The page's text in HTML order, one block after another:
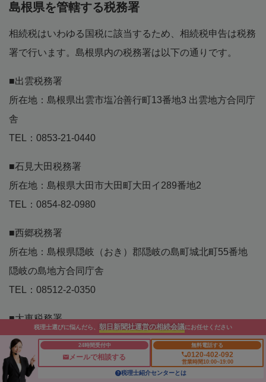
島根県を管轄する税務署
相続税はいわゆる国税に該当するため、相続税申告は税務
署で行います。島根県内の税務署は以下の通りです。
■出雲税務署
所在地：島根県出雲市塩冶善行町13番地3 出雲地方合同庁
舎
TEL：0853-21-0440
■石見大田税務署
所在地：島根県大田市大田町大田イ289番地2
TEL：0854-82-0980
■西郷税務署
所在地：島根県隠岐（おき）郡隠岐の島町城北町55番地
隠岐の島地方合同庁舎
TEL：08512-2-0350
■大東税務署
所在地：島根県雲南市大東町飯田86番7号
TEL：0854-43-2360
税理士選びに悩んだら、 朝日新聞社運営の相続会議にお任せください
24時間受付中
メールで相談する
無料電話する
0120-402-092
営業時間10:00~19:00
税理士紹介センターとは